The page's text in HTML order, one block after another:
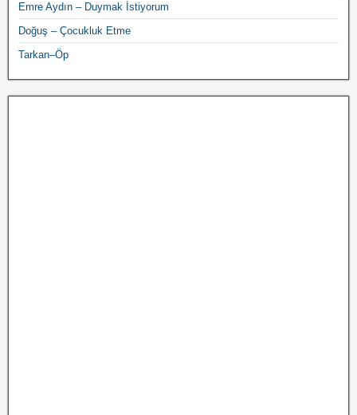
Emre Aydın – Duymak İstiyorum
Doğuş – Çocukluk Etme
Tarkan–Öp